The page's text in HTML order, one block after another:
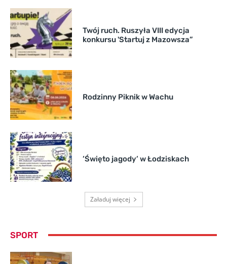
Twój ruch. Ruszyła VIII edycja
konkursu 'Startuj z Mazowsza”
Rodzinny Piknik w Wachu
’Święto jagody’ w Łodziskach
Załaduj więcej
SPORT